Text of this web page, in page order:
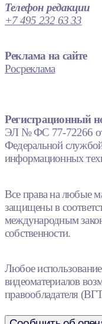
Телефон редакции
+7 495 232 63 33
Реклама на сайте
Росреклама
Регистрационный
ЭЛ № ФС 77-72266 от
Федеральной
информационных
Все права на любые
защищены в
международным
собственности.
Любое
видеоматериалов
правообладателя